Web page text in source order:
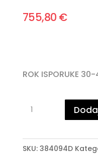
755,80 €
ROK ISPORUKE
LAMPA
R71
SKU: 384094D